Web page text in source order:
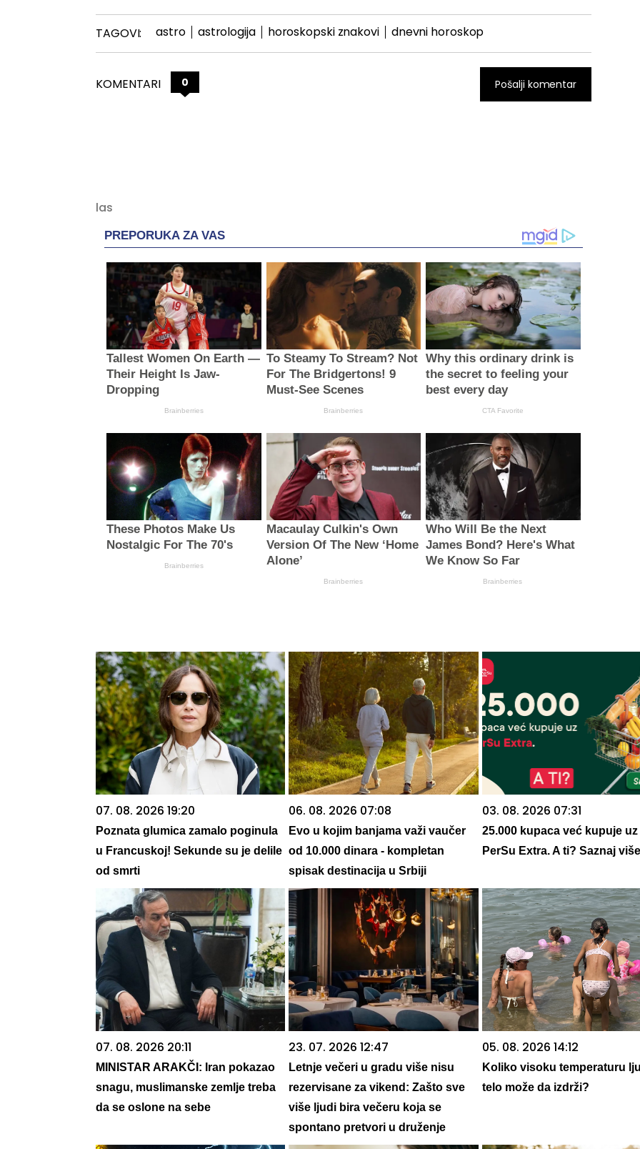
TAGOVI: astro astrologija horoskopski znakovi dnevni horoskop
KOMENTARI 0 Pošalji komentar
PREPORUKA ZA VAS
Tallest Women On Earth —
Their Height Is Jaw-
Dropping
Brainberries
To Steamy To Stream? Not
For The Bridgertons! 9
Must-See Scenes
Brainberries
Why this ordinary drink is
the secret to feeling your
best every day
CTA Favorite
These Photos Make Us
Nostalgic For The 70's
Brainberries
Macaulay Culkin's Own
Version Of The New ‘Home
Alone’
Brainberries
Who Will Be the Next
James Bond? Here's What
We Know So Far
Brainberries
07. 08. 2026 19:20
Poznata glumica zamalo poginula
u Francuskoj! Sekunde su je delile
od smrti
06. 08. 2026 07:08
Evo u kojim banjama važi vaučer
od 10.000 dinara - kompletan
spisak destinacija u Srbiji
03. 08. 2026 07:31
25.000 kupaca već kupuje uz
PerSu Extra. A ti? Saznaj više
07. 08. 2026 20:11
MINISTAR ARAKČI: Iran pokazao
snagu, muslimanske zemlje treba
da se oslone na sebe
23. 07. 2026 12:47
Letnje večeri u gradu više nisu
rezervisane za vikend: Zašto sve
više ljudi bira večeru koja se
spontano pretvori u druženje
05. 08. 2026 14:12
Koliko visoku temperaturu
telo može da izdrži?